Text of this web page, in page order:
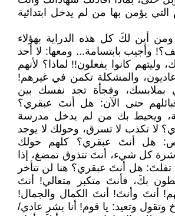
يؤمن بها من لم يدخل ابتدائية
أين لكَ كل هذه الدراية بهؤلاء
وأجيب بابتسامة... ومعها: لا أحد
وليتهم كانوا يفعلون!! لماذا؟ لأنهم
والمشكلة تكمن في غيرهم!
بملابسك، وفجأة تجد نفسك بين
حتى الآن: هل أنتَ عبقري؟
ويحيط بك من لم يدخل مدرسة
لا تكذب لا تسرق، وحولك لا يوجد
هل أنتَ عبقري؟ كلهم حولك
كل شيء، أنتَ تتذوق تمضغ، إذا
تفلتَ: هل أنتَ عبقري؟ هنا لن تتأخر
بكَ، فأنتَ متكبر متعالي! أنتَ
أنتَ وأنتَ! أنتَ الكمال والجمال!
وتقول وتعيد: يا قوم! أنا بشر عادي/